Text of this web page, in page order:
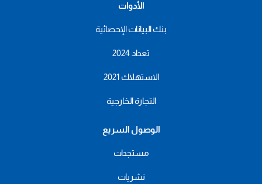
الأدوات
بنك البيانات الإحصائية
تعداد 2024
الاستهلاك 2021
التجارة الخارجية
الوصول السريع
مستجدات
نشريات